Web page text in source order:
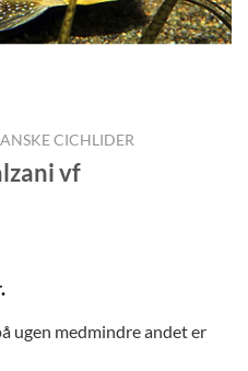
CICHLIDER
vf
Den
pris
ugen medmindre andet er